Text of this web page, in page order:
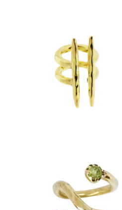
Anillo Doble Barra
$1,890
anillos
Anillo Espiral Peridotos
$2,190
anillos